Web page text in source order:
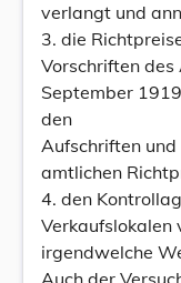
verlangt und
3. die
Vorschriften des
September
den
Aufschriften und
amtlichen
4. den
irgendwelche
Auch der